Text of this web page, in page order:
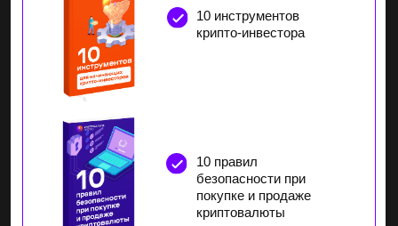
117% среднегодовая доходность
долгосрочного портфеля
346% личный годовой рекорд дохода
от торговли активами
инвестиций с 2020 года
11 лет практики заработка
на криптовалюте